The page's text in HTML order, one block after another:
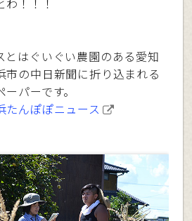
！！！
はぐいぐい農園のある愛知
市の中日新聞に折り込まれる
パーです。
たんぽぽニュース